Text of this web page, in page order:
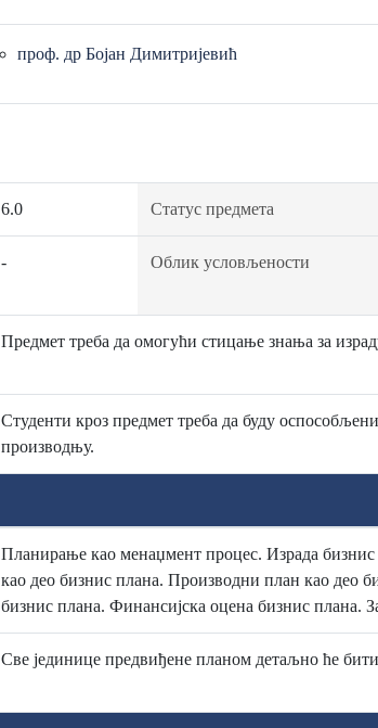
проф. др Бојан Димитријевић
6.0 Статус предмета
- Облик условљености
Предмет треба да омогући стицање знања за
Студенти кроз предмет треба да буду
производњу.
Планирање као менаџмент процес. Израда
као део бизнис плана. Производни план као део
бизнис плана. Финансијска оцена бизнис плана.
Све јединице предвиђене планом детаљно ће